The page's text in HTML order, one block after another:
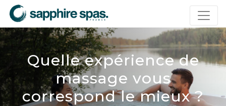
Quelle expérience de
massage vous
correspond le mieux ?
Panneau de gestion des cookies